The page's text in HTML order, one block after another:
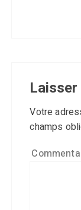
Votre
champs